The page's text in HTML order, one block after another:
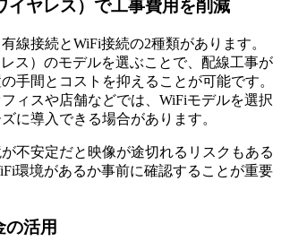
イヤレス）で工事費用を削減
線接続とWiFi接続の2種類があります。
ス）のモデルを選ぶことで、配線工事が
手間とコストを抑えることが可能です。
ィスや店舗などでは、WiFiモデルを選択
に導入できる場合があります。
不安定だと映像が途切れるリスクもある
環境があるか事前に確認することが重要
の活用